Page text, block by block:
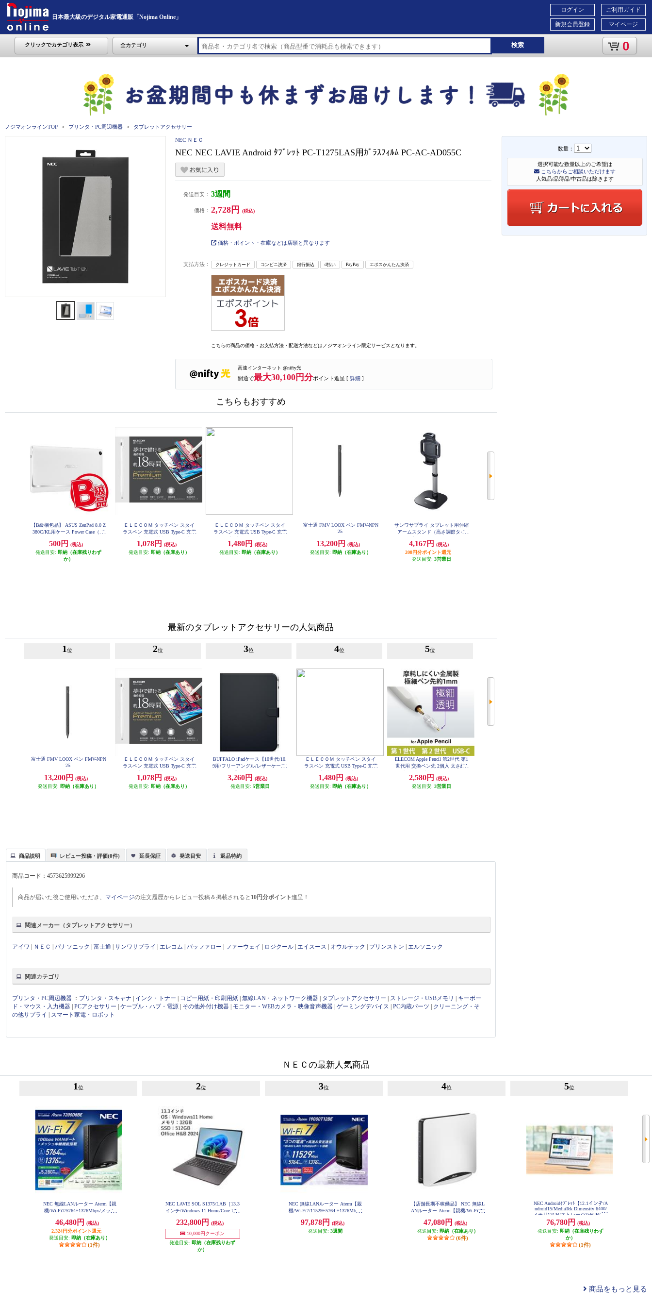
日本最大級のデジタル家電通販「Nojima Online」
ご利用ガイド
マイページ
ログイン
新規会員登録
クリックでカテゴリ表示 全カテゴリ 検索 0
ノジマオンラインTOP プリンタ・PC周辺機器 タブレットアクセサリー
数量：
選択可能な数量以上のご希望は
こちらからご相談いただけます
人気品/品薄品/中古品は除きます
NEC ＮＥＣ
NEC NEC LAVIE Android ﾀﾌﾞﾚｯﾄ PC-T1275LAS用ｶﾞﾗｽﾌｨﾙﾑ PC-AC-AD055C
発送目安： 3週間
価格： 2,728円 (税込)
送料無料
価格・ポイント・在庫などは店頭と異なります
支払方法： クレジットカード コンビニ決済 銀行振込 d払い PayPay エポスかんたん決済
こちらの商品の価格・お支払方法・配送方法などはノジマオンライン限定サービスとなります。
高速インターネット @nifty光
開通で最大30,100円分ポイント進呈 [ 詳細 ]
こちらもおすすめ
【B級梱包品】 ASUS ZenPad 8.0 Z
380C/KL用ケース Power Case（パ
-BSL0F0
500円
(税込)
発送目安: 即納（在庫残りわず
か）
ＥＬＥＣＯＭ タッチペン スタイ
ラスペン 充電式 USB Type-C 充電
換可 ホワイト P-TPACST03X
1,078円
(税込)
発送目安: 即納（在庫あり）
ＥＬＥＣＯＭ タッチペン スタイ
ラスペン 充電式 USB Type-C 充電
アッシュピンク PTPACST04PN
1,480円
(税込)
発送目安: 即納（在庫あり）
富士通 FMV LOOX ペン FMV-NPN
25
13,200円
(税込)
発送目安: 即納（在庫あり）
サンワサプライ タブレット用伸縮
アームスタンド（高さ調節タイ
4,167円
(税込)
208円分ポイント還元
発送目安: 3営業日
最新のタブレットアクセサリーの人気商品
1 位
富士通 FMV LOOX ペン FMV-NPN
25
13,200円
(税込)
発送目安: 即納（在庫あり）
2位
ＥＬＥＣＯＭ タッチペン スタイ
ラスペン 充電式 USB Type-C 充電
換可 ホワイト P-TPACST03X
1,078円
(税込)
発送目安: 即納（在庫あり）
3位
BUFFALO iPadケース【10世代/10.
9用/フリーアングル/レザーケース/
3,260円
(税込)
発送目安: 5営業日
4位
ＥＬＥＣＯＭ タッチペン スタイ
ラスペン 充電式 USB Type-C 充電
アッシュピンク PTPACST04PN
1,480円
(税込)
発送目安: 即納（在庫あり）
5位
ELECOM Apple Pencil 第2世代 第1
世代用 交換ペン先 2個入 太さ約1
AP04CR
2,580円
(税込)
発送目安: 3営業日
商品説明 レビュー投稿・評価(0件) 延長保証 発送目安 返品特約
商品コード：4573625999296
商品が届いた後ご使用いただき、 マイページの注文履歴からレビュー投稿＆掲載されると 10円分ポイント進呈！
関連メーカー（タブレットアクセサリー）
アイワ ＮＥＣ |パナソニック |富士通 |サンワサプライ エレコム |バッファロー ファーウェイ ロジクール エイスース オウルテック プリンストン エルソニック
関連カテゴリ
プリンタ・PC周辺機器 ： プリンタ・スキャナ インク・トナー コピー用紙・印刷用紙 |無線LAN・ネットワーク機器 タブレットアクセサリー ストレージ・USBメモリ
キーボー
ド・マウス・入力機器 |PCアクセサリー |ケーブル・ハブ・電源 その他外付け機器 モニター・WEBカメラ・映像音声機器 |ゲーミングデバイス |PC内蔵パーツ
クリーニング・そ
の他サプライ
スマート家電・ロボット
ＮＥＣの最新人気商品
1 位
NEC 無線LANルーター Aterm【親
機/Wi-Fi7/5764+1376Mbps/メッシ
PA7200D8BE
46,480円
(税込)
2,324円分ポイント還元
発送目安: 即納（在庫あり）
(1件)
2位
NEC LAVIE SOL S1375/LAB［13.3
インチ/Windows 11 Home/Core Ultr
e Home & Business 2024］ PC-S137
5LABN
232,800円
(税込)
10,000円クーポン
発送目安: 即納（在庫残りわず
か）
3位
NEC 無線LANルーター Aterm【親
機/Wi-Fi7/11529+5764 +1376Mbps/
合】PA-19000T12BE PA19000T12B
E
97,878円
(税込)
発送目安: 3週間
4位
【店舗長期不稼働品】 NEC 無線L
ANルーター Aterm【親機/Wi-Fi6E/
線ポート/ホワイト/2022年9月モデ
ル】 PA-WX11000T12
47,080円
(税込)
発送目安: 即納（在庫あり）
(6件)
5位
NEC Androidﾀﾌﾞﾚｯﾄ【12.1インチ/A
ndroid15/MediaTek Dimensity 6400/
メモリ12GB/ストレージ256GB/WP
S Office搭載/クラウドグレー/2026
年2月モデル】 PC-T1275LAS
76,780円
(税込)
発送目安: 即納（在庫残りわず
か）
(1件)
商品をもっと見る